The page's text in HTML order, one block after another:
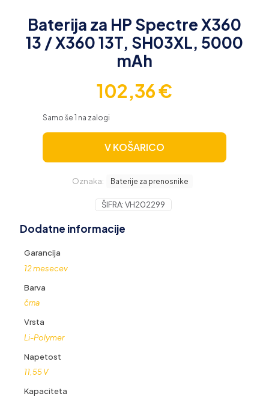
Baterija za HP Spectre X360
13 / X360 13T, SH03XL, 5000
mAh
102,36€
Samo še 1 na zalogi
V KOŠARICO
Oznaka: Baterije za prenosnike
ŠIFRA:VH202299
Dodatne informacije
Garancija
12 mesecev
Barva
črna
Vrsta
Li-Polymer
Napetost
11,55 V
Kapaciteta